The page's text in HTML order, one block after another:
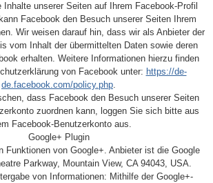
unserer Seiten auf Ihrem Facebook-Profil
Facebook den Besuch unserer Seiten Ihrem
Wir weisen darauf hin, dass wir als Anbieter der
vom Inhalt der übermittelten Daten sowie deren
erhalten. Weitere Informationen hierzu finden
von Facebook unter: https://de-
de.facebook.com/policy.php.
dass Facebook den Besuch unserer Seiten
zuordnen kann, loggen Sie sich bitte aus
Facebook-Benutzerkonto aus.
Google+ Plugin
Funktionen von Google+. Anbieter ist die Google
Parkway, Mountain View, CA 94043, USA.
von Informationen: Mithilfe der Google+-